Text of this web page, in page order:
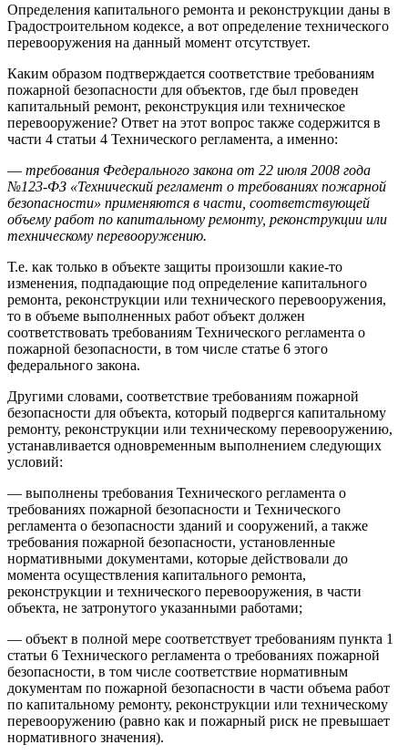
Определения капитального ремонта и реконструкции даны в
Градостроительном кодексе, а вот определение технического
перевооружения на данный момент отсутствует.
Каким образом подтверждается соответствие требованиям
пожарной безопасности для объектов, где был проведен
капитальный ремонт, реконструкция или техническое
перевооружение? Ответ на этот вопрос также содержится в
части 4 статьи 4 Технического регламента, а именно:
— требования Федерального закона от 22 июля 2008 года
№123-ФЗ «Технический регламент о требованиях пожарной
безопасности» применяются в части, соответствующей
объему работ по капитальному ремонту, реконструкции или
техническому перевооружению.
Т.е. как только в объекте защиты произошли какие-то
изменения, подпадающие под определение капитального
ремонта, реконструкции или технического перевооружения,
то в объеме выполненных работ объект должен
соответствовать требованиям Технического регламента о
пожарной безопасности, в том числе статье 6 этого
федерального закона.
Другими словами, соответствие требованиям пожарной
безопасности для объекта, который подвергся капитальному
ремонту, реконструкции или техническому перевооружению,
устанавливается одновременным выполнением следующих
условий:
— выполнены требования Технического регламента о
требованиях пожарной безопасности и Технического
регламента о безопасности зданий и сооружений, а также
требования пожарной безопасности, установленные
нормативными документами, которые действовали до
момента осуществления капитального ремонта,
реконструкции и технического перевооружения, в части
объекта, не затронутого указанными работами;
— объект в полной мере соответствует требованиям пункта 1
статьи 6 Технического регламента о требованиях пожарной
безопасности, в том числе соответствие нормативным
документам по пожарной безопасности в части объема работ
по капитальному ремонту, реконструкции или техническому
перевооружению (равно как и пожарный риск не превышает
нормативного значения).